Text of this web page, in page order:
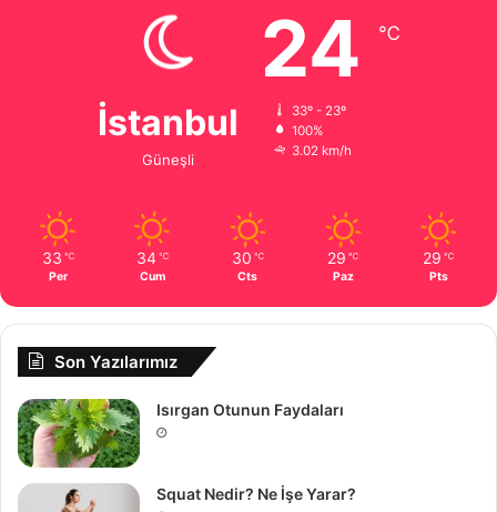
İstanbul
Güneşli
24 ℃
33º - 23º
100%
3.02 km/h
33 ℃
Per
34 ℃
Cum
30 ℃
Cts
29 ℃
Paz
29 ℃
Pts
Son Yazılarımız
Isırgan Otunun Faydaları
Squat Nedir? Ne İşe Yarar?